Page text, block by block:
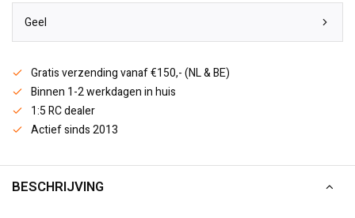
Geel
Gratis verzending vanaf €150,- (NL & BE)
Binnen 1-2 werkdagen in huis
1:5 RC dealer
Actief sinds 2013
BESCHRIJVING